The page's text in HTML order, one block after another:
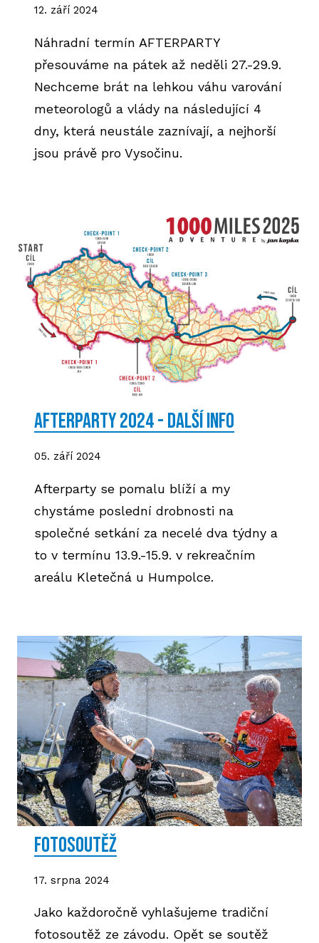
12. září 2024
Náhradní termín AFTERPARTY
přesouváme na pátek až neděli 27.-29.9.
Nechceme brát na lehkou váhu varování
meteorologů a vlády na následující 4
dny, která neustále zaznívají, a nejhorší
jsou právě pro Vysočinu.
AFTERPARTY 2024 - DALŠÍ INFO
05. září 2024
Afterparty se pomalu blíží a my
chystáme poslední drobnosti na
společné setkání za necelé dva týdny a
to v termínu 13.9.-15.9. v rekreačním
areálu Kletečná u Humpolce.
FOTOSOUTĚŽ
17. srpna 2024
Jako každoročně vyhlašujeme tradiční
fotosoutěž ze závodu. Opět se soutěž